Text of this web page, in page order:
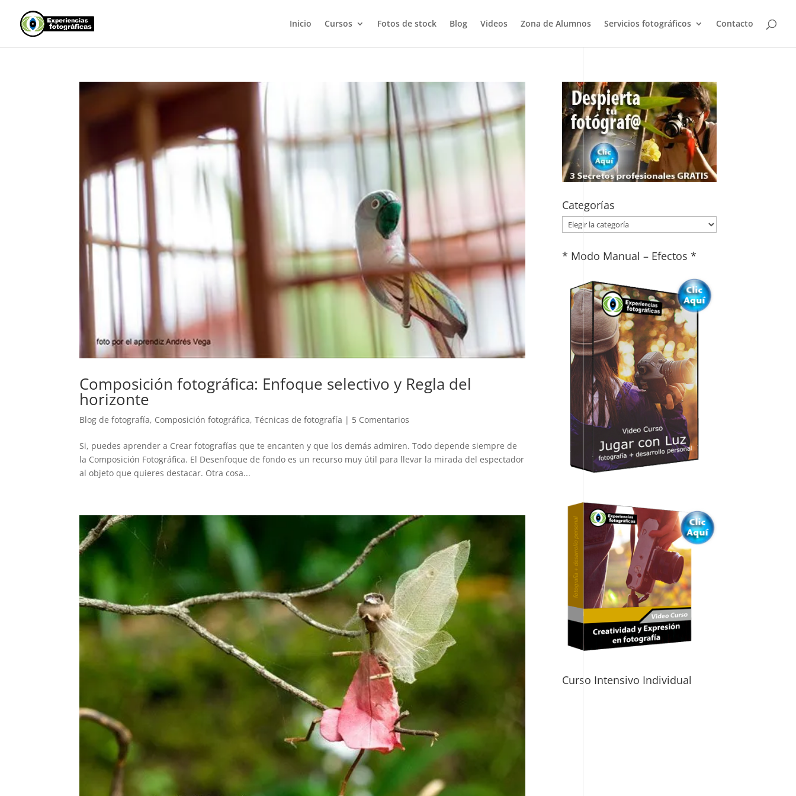
Inicio Cursos Fotos de stock Blog Videos Zona de Alumnos Servicios fotográficos Contacto
Composición fotográfica: Enfoque selectivo y Regla del
horizonte
Blog de fotografía, Composición fotográfica,Técnicas de fotografía | 5 Comentarios
Si, puedes aprender a Crear fotografías que te encanten y que los demás admiren. Todo depende siempre de
la Composición Fotográfica. El Desenfoque de fondo es un recurso muy útil para llevar la mirada del espectador
al objeto que quieres destacar. Otra cosa...
Categorías
Categorías
* Modo Manual – Efectos *
Curso Intensivo Individual